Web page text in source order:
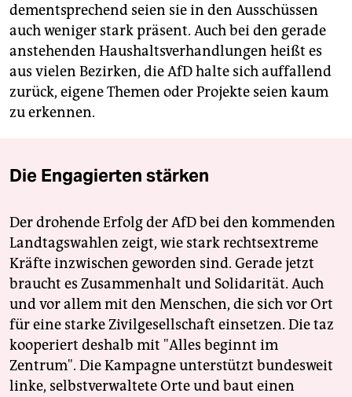
dementsprechend seien sie in den Ausschüssen
auch weniger stark präsent. Auch bei den gerade
anstehenden Haushaltsverhandlungen heißt es
aus vielen Bezirken, die AfD halte sich auffallend
zurück, eigene Themen oder Projekte seien kaum
zu erkennen.
Die Engagierten stärken
Der drohende Erfolg der AfD bei den kommenden
Landtagswahlen zeigt, wie stark rechtsextreme
Kräfte inzwischen geworden sind. Gerade jetzt
braucht es Zusammenhalt und Solidarität. Auch
und vor allem mit den Menschen, die sich vor Ort
für eine starke Zivilgesellschaft einsetzen. Die taz
kooperiert deshalb mit "Alles beginnt im
Zentrum". Die Kampagne unterstützt bundesweit
linke, selbstverwaltete Orte und baut einen